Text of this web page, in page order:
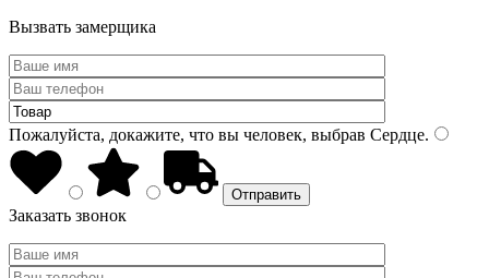
Вызвать замерщика
Пожалуйста, докажите, что вы человек, выбрав Сердце.
Заказать звонок